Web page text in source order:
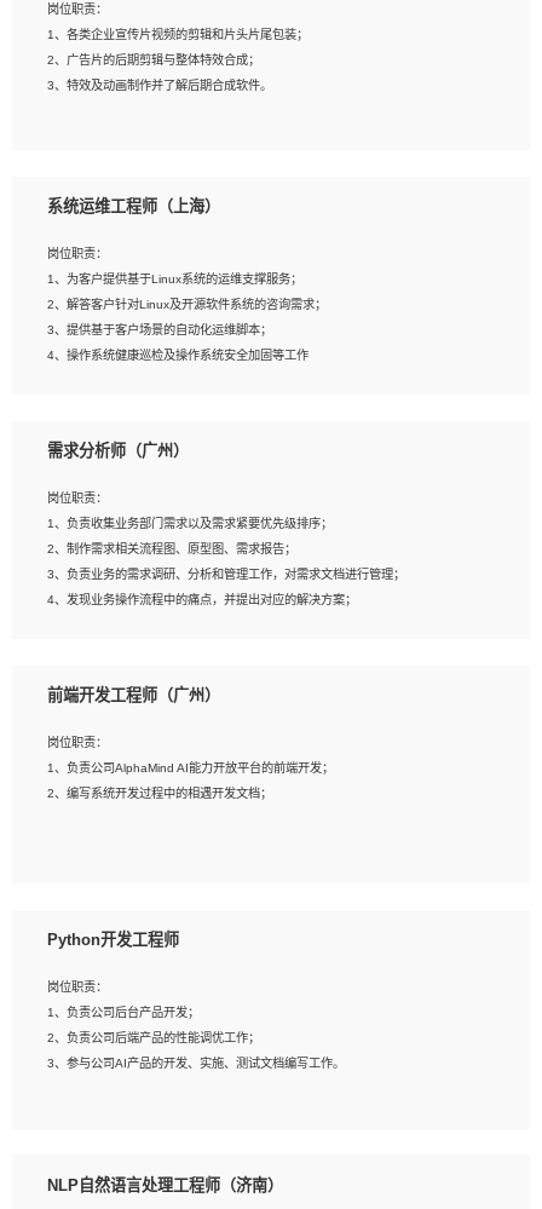
3、想象力丰富, 有一定的艺术审美深度；
4、有良好的场景特效搭建功底；
5、熟悉 3Ds Max 或者 Maya；
6、有良好的沟通能力和团队合作意识；
岗位职责：
1、各类企业宣传片视频的剪辑和片头片尾包装；
2、广告片的后期剪辑与整体特效合成；
3、特效及动画制作并了解后期合成软件。
2、熟练使用After Effect、Photo Shop、熟练掌握视频剪辑和特效包装软件；
4、在剪辑上会思考，有一定编导思维；
5、踏实， 勤奋，愿意在工作中不断学习，提高自我；
6、能与同事友好相处。
系统运维工程师（上海）
岗位职责：
1、为客户提供基于Linux系统的运维支撑服务；
2、解答客户针对Linux及开源软件系统的咨询需求；
3、提供基于客户场景的自动化运维脚本；
4、操作系统健康巡检及操作系统安全加固等工作
1、全日制本科计算机相关专业毕业，3年以上相关工作经验；
3、熟练使用脚本语言，shell/python任一种，熟练使用Ansible
4、熟悉linux常见服务、中间件的基本原理、部署以及故障处理，如：Mysql、
Apache、Nginx、Zabbix、Kafka等
5、熟悉主流虚拟化技术，如：VMware、KVM
6、具备网络方面的基础知识，熟悉常见的网络协议，如TCP/IP，转发原理，路由优
8、有良好的文档编写能力和沟通能力，有RHCE证书优先
需求分析师（广州）
岗位职责：
1、负责收集业务部门需求以及需求紧要优先级排序；
2、制作需求相关流程图、原型图、需求报告；
3、负责业务的需求调研、分析和管理工作，对需求文档进行管理；
4、发现业务操作流程中的痛点，并提出对应的解决方案；
岗位要求：
2、熟悉产品及需求规划工具，如:Axure、Xmind、MS Project等；
3、具备良好的交流协调能力，有较强的责任感、工作积极主动；
4、有较强的系统需求分析、文档编写能力、沟通能力；
前端开发工程师（广州）
岗位职责：
1、负责公司AlphaMind AI能力开放平台的前端开发；
2、编写系统开发过程中的相遇开发文档；
3、熟悉react/vue/angular任何一种前端框架，熟悉react优先；
5、善于沟通，具有团队意识；
Python开发工程师
岗位职责：
1、负责公司后台产品开发；
2、负责公司后端产品的性能调优工作；
3、参与公司AI产品的开发、实施、测试文档编写工作。
验的更佳；
NLP自然语言处理工程师（济南）